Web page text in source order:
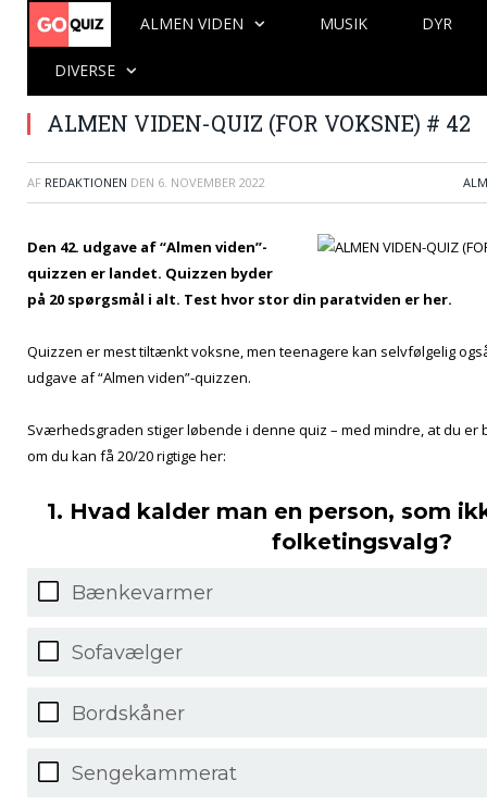
ALMEN VIDEN MUSIK DYR
DIVERSE
ALMEN VIDEN-QUIZ (FOR VOKSNE) # 42
AF REDAKTIONEN DEN 6. NOVEMBER 2022
Den 42. udgave af “Almen viden”-
quizzen er landet. Quizzen byder
på 20 spørgsmål i alt. Test hvor stor din paratviden er her.
Quizzen er mest tiltænkt voksne, men teenagere kan selvfølgelig
udgave af “Almen viden”-quizzen.
Sværhedsgraden stiger løbende i denne quiz – med mindre, at du er
om du kan få 20/20 rigtige her:
1. Hvad kalder man en person, som
folketingsvalg?
Bænkevarmer
Sofavælger
Bordskåner
Sengekammerat